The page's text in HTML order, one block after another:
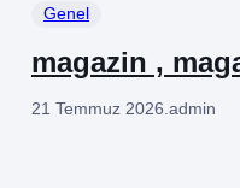
Genel
magazin ,
21 Temmuz 2026 admin